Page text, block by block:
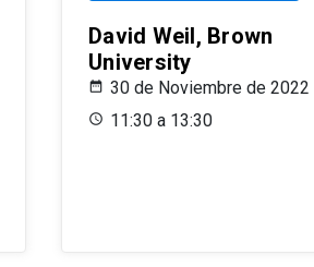
David Weil, Brown
University
30 de Noviembre de 2022
11:30 a 13:30